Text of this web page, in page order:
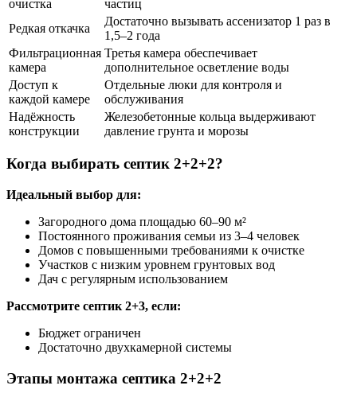
очистка
частиц
Редкая откачка
Достаточно вызывать ассенизатор 1 раз в
1,5–2 года
Фильтрационная
камера
Третья камера обеспечивает
дополнительное осветление воды
Доступ к
каждой камере
Отдельные люки для контроля и
обслуживания
Надёжность
конструкции
Железобетонные кольца выдерживают
давление грунта и морозы
Когда выбирать септик 2+2+2?
Идеальный выбор для:
Загородного дома площадью 60–90 м²
Постоянного проживания семьи из 3–4 человек
Домов с повышенными требованиями к очистке
Участков с низким уровнем грунтовых вод
Дач с регулярным использованием
Рассмотрите септик 2+3, если:
Бюджет ограничен
Достаточно двухкамерной системы
Этапы монтажа септика 2+2+2